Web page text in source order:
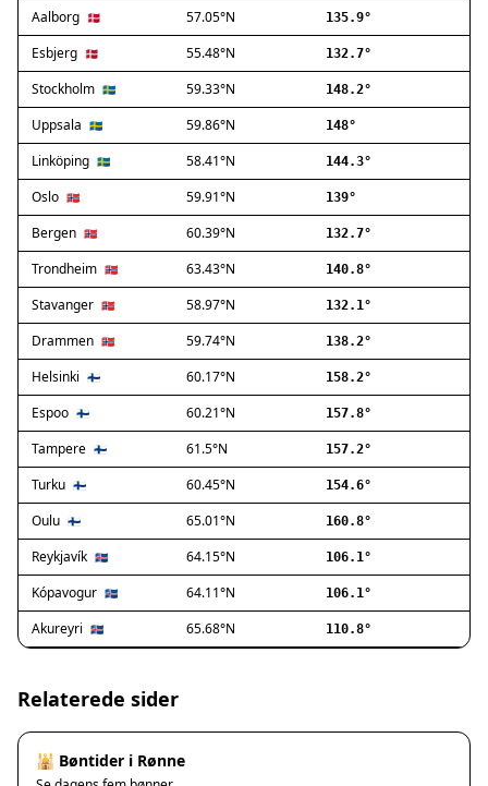
Haderslev
Albertslund
Allerød
Ballerup
Birkerød
Brøndby
Charlottenlund
Dragør
Farum
Fredensborg
Frederiksberg
Frederikssund
Frederiksværk
Gentofte
Gladsaxe
Glostrup
Greve
Hedehusene
Herlev
Hvidovre
Høje-Taastrup
Ishøj
Jyllinge
Lillerød
Lyngby
Aalborg 🇩🇰 57.05°N 135.9°
Esbjerg 🇩🇰 55.48°N 132.7°
Stockholm 🇸🇪 59.33°N 148.2°
Uppsala 🇸🇪 59.86°N 148°
Linköping 🇸🇪 58.41°N 144.3°
Oslo 🇳🇴 59.91°N 139°
Bergen 🇳🇴 60.39°N 132.7°
Trondheim 🇳🇴 63.43°N 140.8°
Stavanger 🇳🇴 58.97°N 132.1°
Drammen 🇳🇴 59.74°N 138.2°
Helsinki 🇫🇮 60.17°N 158.2°
Espoo 🇫🇮 60.21°N 157.8°
Tampere 🇫🇮 61.5°N 157.2°
Turku 🇫🇮 60.45°N 154.6°
Oulu 🇫🇮 65.01°N 160.8°
Reykjavík 🇮🇸 64.15°N 106.1°
Kópavogur 🇮🇸 64.11°N 106.1°
Akureyri 🇮🇸 65.68°N 110.8°
Relaterede sider
🕌 Bøntider i Rønne